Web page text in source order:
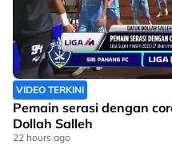
VIDEO TERKINI
Pemain serasi dengan
Dollah Salleh
22 hours ago